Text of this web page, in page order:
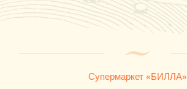
Супермаркет «БИЛЛА»